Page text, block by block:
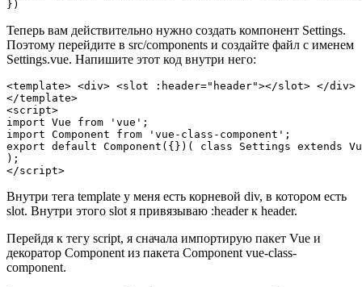
Теперь вам действительно нужно создать компонент Settings.
Поэтому перейдите в src/components и создайте файл с именем
Settings.vue. Напишите этот код внутри него:
<template> <div> <slot :header="header"></slot> </div>
</template>
<script>
import Vue from 'vue';
import Component from 'vue-class-component';
export default Component({})( class Settings extends
);
</script>
Внутри тега template у меня есть корневой div, в котором есть
slot. Внутри этого slot я привязываю :header к header.
Перейдя к тегу script, я сначала импортирую пакет Vue и
декоратор Component из пакета Component vue-class-
component.